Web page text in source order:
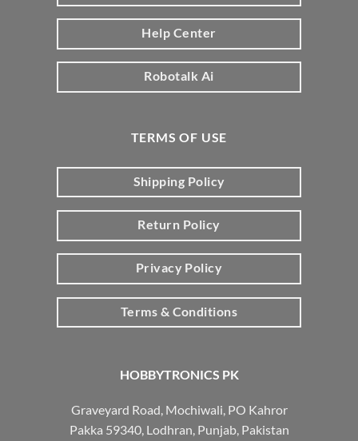
HOBBYTRONICS PK
Graveyard Road, Mochiwali, PO Kahror
Pakka 59340, Lodhran, Punjab, Pakistan
Help Center
Robotalk Ai
TERMS OF USE
Shipping Policy
Return Policy
Privacy Policy
Terms & Conditions